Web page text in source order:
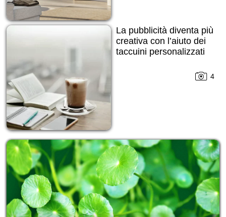
La pubblicità diventa più
creativa con l’aiuto dei
taccuini personalizzati
4